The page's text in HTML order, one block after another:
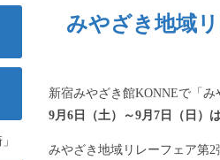
みやざき地域
新宿みやざき館KONNEで「み
9月6 日（土）～9月7日（日）
みやざき地域リレーフェア第